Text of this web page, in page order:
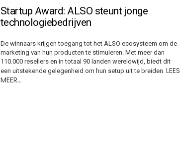
Startup Award: ALSO steunt jonge
technologiebedrijven
De winnaars krijgen toegang tot het ALSO ecosysteem om de
marketing van hun producten te stimuleren. Met meer dan
110.000 resellers en in totaal 90 landen wereldwijd, biedt dit
een uitstekende gelegenheid om hun setup uit te breiden. LEES
MEER…